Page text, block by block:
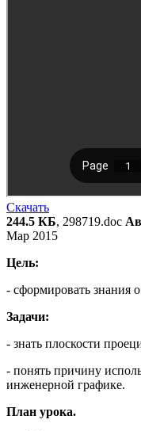
Скачать
244.5 КБ, 298719.doc
Мар 2015
Цель:
- сформировать знания
Задачи:
- знать плоскости
- понять причину
инженерной графике.
План урока.